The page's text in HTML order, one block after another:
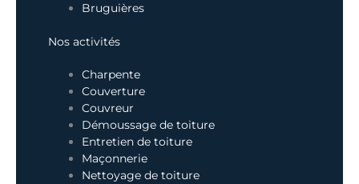
Bruguières
Nos activités
Charpente
Couverture
Couvreur
Démoussage de toiture
Entretien de toiture
Maçonnerie
Nettoyage de toiture